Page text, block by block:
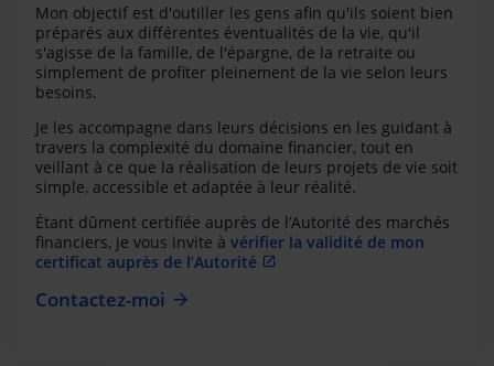
Mon objectif est d'outiller les gens afin qu'ils soient bien
préparés aux différentes éventualités de la vie, qu'il
s'agisse de la famille, de l'épargne, de la retraite ou
simplement de profiter pleinement de la vie selon leurs
besoins.
Je les accompagne dans leurs décisions en les guidant à
travers la complexité du domaine financier, tout en
veillant à ce que la réalisation de leurs projets de vie soit
simple, accessible et adaptée à leur réalité.
Étant dûment certifiée auprès de l’Autorité des marchés
financiers, je vous invite à vérifier la validité de mon
certificat auprès de l’Autorité
Contactez-moi